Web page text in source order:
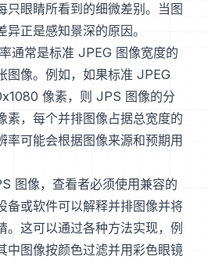
只眼睛所看到的细微差别。当图
正是感知景深的原因。
通常是标准 JPEG 图像宽度的
图像。例如，如果标准 JPEG
像素，则 JPS 图像的分
，每个并排图像占据总宽度的
率可能会根据图像来源和预期用
图像，查看者必须使用兼容的
备或软件可以解释并排图像并将
。这可以通过各种方法实现，例
中图像按颜色过滤并用彩色眼镜